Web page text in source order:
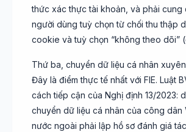
thức xác thực tài khoản, và phải cung
người dùng tuỳ chọn từ chối thu thập
cookie và tuỳ chọn “không theo dõi”
Thứ ba, chuyển dữ liệu cá nhân
Đây là điểm thực tế nhất với FIE. Luật
cách tiếp cận của Nghị định 13/2023:
chuyển dữ liệu cá nhân của công dân
nước ngoài phải lập hồ sơ đánh giá